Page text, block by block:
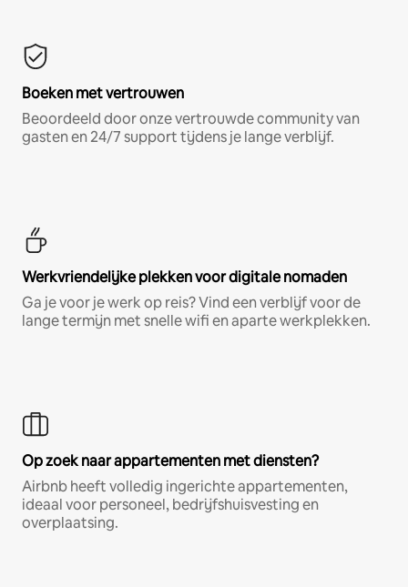
Boeken met vertrouwen
Beoordeeld door onze vertrouwde community van
gasten en 24/7 support tijdens je lange verblijf.
Werkvriendelijke plekken voor digitale nomaden
Ga je voor je werk op reis? Vind een verblijf voor de
lange termijn met snelle wifi en aparte werkplekken.
Op zoek naar appartementen met diensten?
Airbnb heeft volledig ingerichte appartementen,
ideaal voor personeel, bedrijfshuisvesting en
overplaatsing.